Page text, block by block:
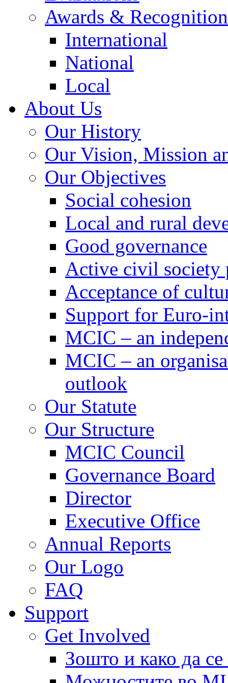
Awards &
International
National
Local
About Us
Our History
Our Vision, Mission
Our Objectives
Social cohesion
Local and rural
Good governance
Active civil society
Acceptance of
Support for Euro-
MCIC – an
MCIC – an
outlook
Our Statute
Our Structure
MCIC Council
Governance Board
Director
Executive Office
Annual Reports
Our Logo
FAQ
Support
Get Involved
Зошто и како да